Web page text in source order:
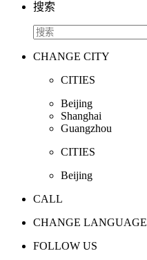
搜索
CHANGE CITY
CITIES
Beijing
Shanghai
Guangzhou
CITIES
Beijing
CALL
CHANGE LANGUAGE
FOLLOW US